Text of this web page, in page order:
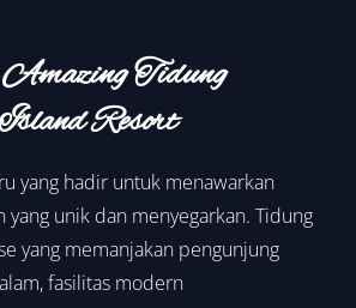
Tidung
Resort
yang hadir untuk menawarkan
yang unik dan menyegarkan. Tidung
yang memanjakan pengunjung
fasilitas modern